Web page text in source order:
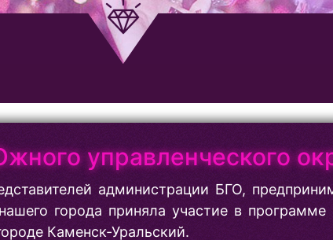
управленческого
администрации БГО,
города приняла участие в программе
Каменск-Уральский.